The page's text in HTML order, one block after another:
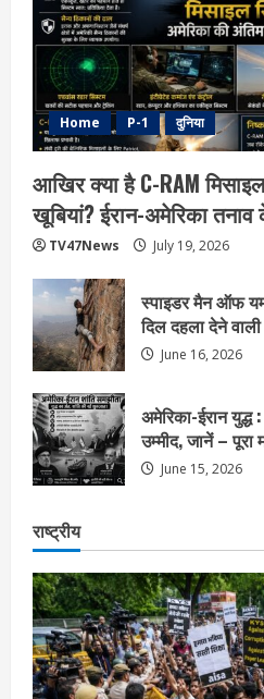
Home P-1 दुनिया
आखिर क्या है C-RAM
खूबियां? ईरान-अमेरिका तनाव
TV47News July 19, 2026
स्पाइडर मैन ऑफ
दिल दहला देने वाली
June 16, 2026
अमेरिका-ईरान
उम्मीद, जानें – पूरा
June 15, 2026
राष्ट्रीय